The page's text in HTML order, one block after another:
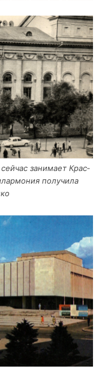
зани­ма­ет Крас­
полу­чи­ла